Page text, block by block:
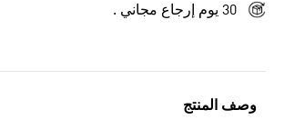
وصف المنتج